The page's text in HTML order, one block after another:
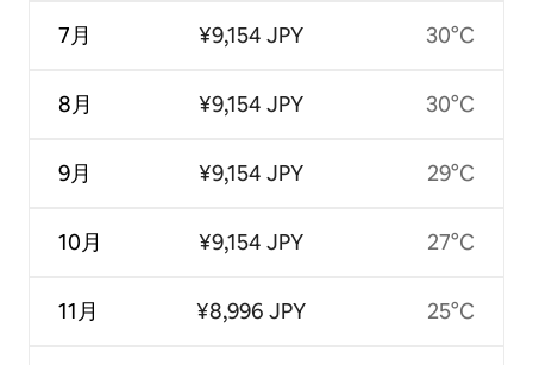
7月
8月
9月
10月
11月
¥9,154 JPY
¥9,154 JPY
¥9,154 JPY
¥9,154 JPY
¥8,996 JPY
30°C
30°C
29°C
27°C
25°C